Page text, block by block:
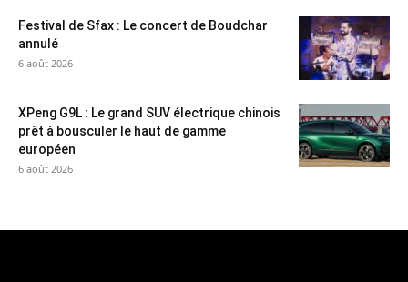
Festival de Sfax : Le concert de Boudchar
annulé
6 août 2026
XPeng G9L : Le grand SUV électrique chinois
prêt à bousculer le haut de gamme
européen
6 août 2026